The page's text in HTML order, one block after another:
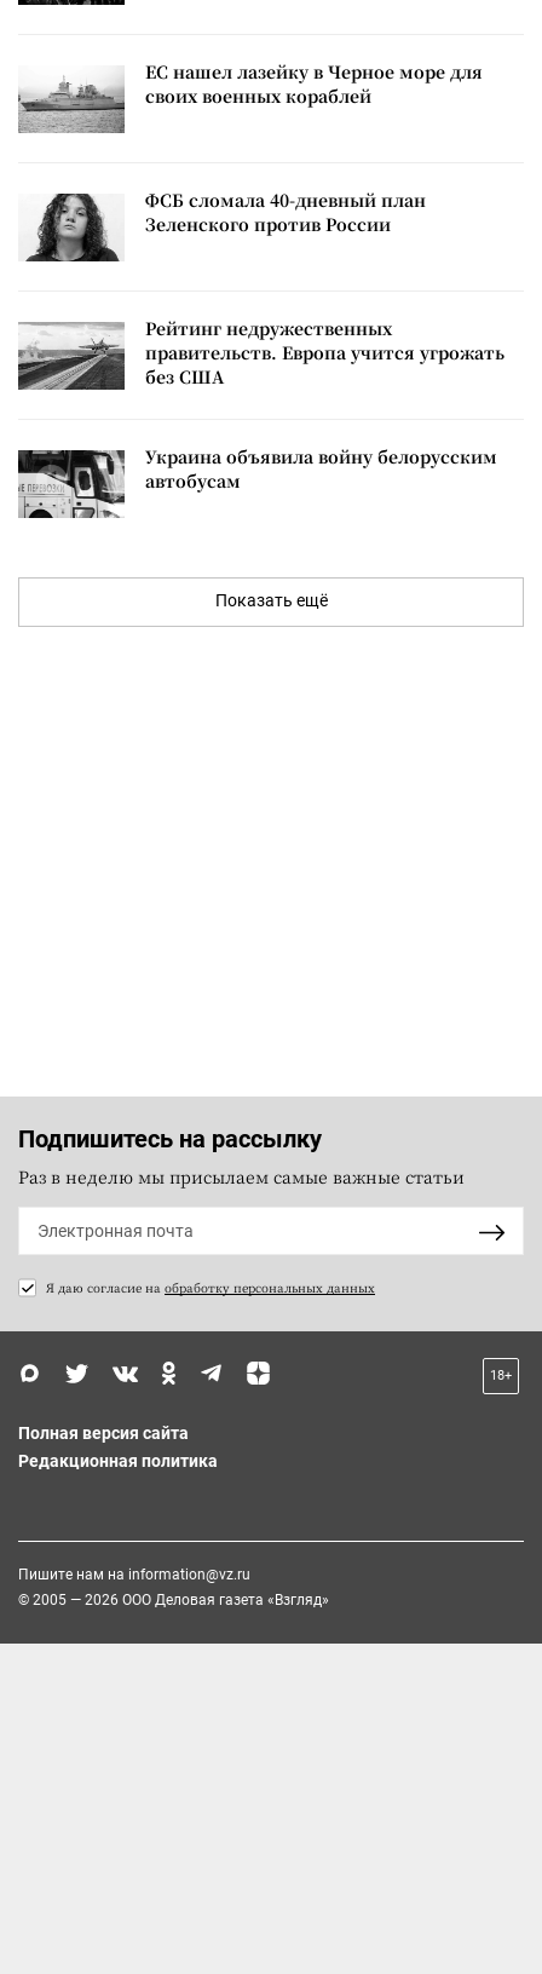
ЕС нашел лазейку в Черное море для
своих военных кораблей
ФСБ сломала 40-дневный план
Зеленского против России
Рейтинг недружественных
правительств. Европа учится угрожать
без США
Украина объявила войну белорусским
автобусам
Показать ещё
Подпишитесь на рассылку
Раз в неделю мы присылаем самые важные статьи
Я даю согласие на обработку персональных данных
18+
Полная версия сайта
Редакционная политика
Пишите нам на information@vz.ru
© 2005 — 2026 ООО Деловая газета «Взгляд»